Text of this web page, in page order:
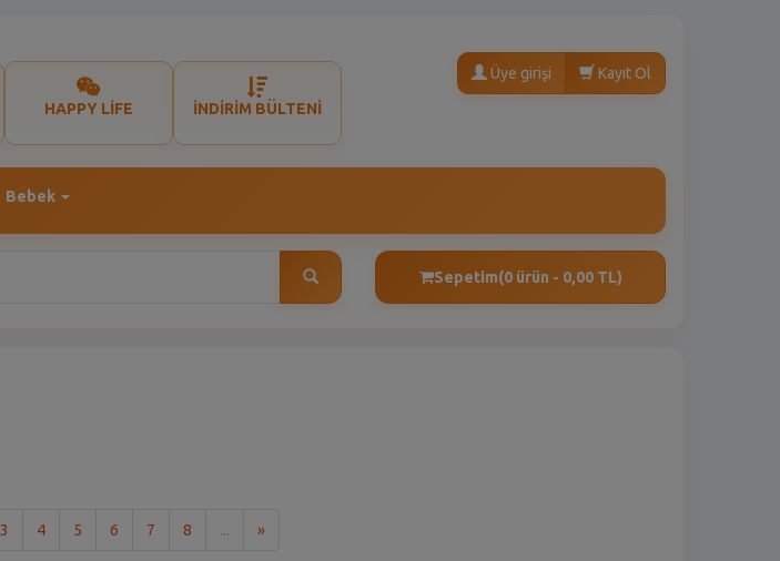
HAPPY LİFE İNDİRİM BÜLTENİ
Üye girişi Kayıt Ol
Bebek
Sepetim(0 ürün - 0,00 TL)
3 4 5 6 7 8 ... »Son